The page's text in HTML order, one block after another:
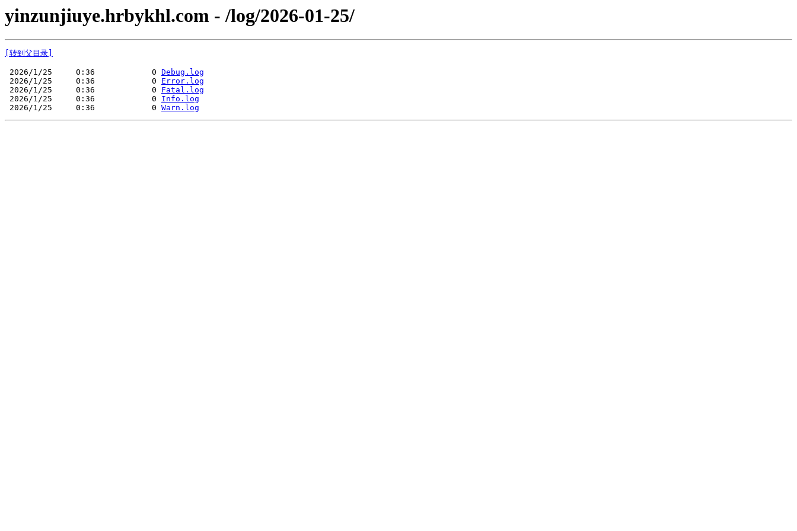
yinzunjiuye.hrbykhl.com - /log/2026-01-25/
[转到父目录]
2026/1/25     0:36            0 Debug.log
2026/1/25     0:36            0 Error.log
2026/1/25     0:36            0 Fatal.log
2026/1/25     0:36            0 Info.log
2026/1/25     0:36            0 Warn.log